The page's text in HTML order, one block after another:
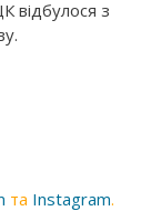
відбулося з
та Instagram.